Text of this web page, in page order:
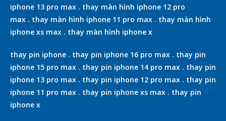
iphone 13 pro max . thay màn hình iphone 12 pro
max . thay màn hình iphone 11 pro max . thay màn hình
iphone xs max . thay màn hình iphone x
thay pin iphone . thay pin iphone 16 pro max . thay pin
iphone 15 pro max . thay pin iphone 14 pro max . thay pin
iphone 13 pro max . thay pin iphone 12 pro max . thay pin
iphone 11 pro max . thay pin iphone xs max . thay pin
iphone x